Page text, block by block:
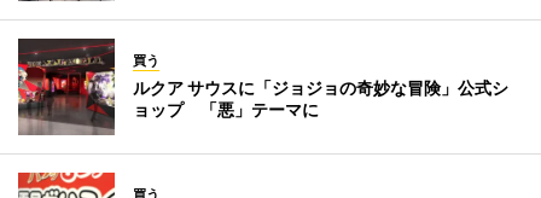
買う
ルクア サウスに「ジョジョの奇妙な冒険」公式シ
ョップ 「悪」テーマに
買う